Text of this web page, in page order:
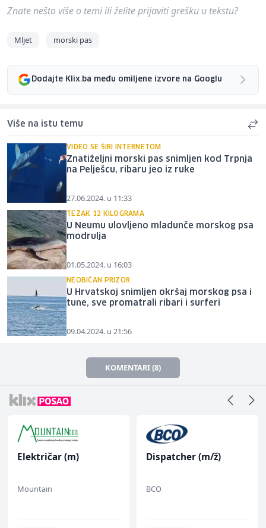
Znate nešto više o temi ili želite prijaviti grešku u tekstu?
Mljet morski pas
Dodajte Klix.ba među omiljene izvore na Googlu
Više na istu temu
VIDEO SE ŠIRI INTERNETOM
Znatiželjni morski pas snimljen kod Trpnja
na Pelješcu, ribaru jeo iz ruke
27.06.2024. u 11:33
TEŽAK 12 KILOGRAMA
U Neumu ulovljeno mladunče morskog psa
modrulja
01.05.2024. u 16:03
NEOBIČAN PRIZOR
U Hrvatskoj snimljen okršaj morskog psa i
tune, sve promatrali ribari i surferi
09.04.2024. u 21:56
KOMENTARI (8)
Električar (m)
Mountain
Dispatcher (m/ž)
BCO